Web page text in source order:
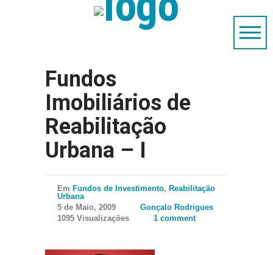
Fundos
Imobiliários de
Reabilitação
Urbana – I
Em Fundos de Investimento, Reabilitação
Urbana
5 de Maio, 2009
Gonçalo Rodrigues
1095 Visualizações
1 comment